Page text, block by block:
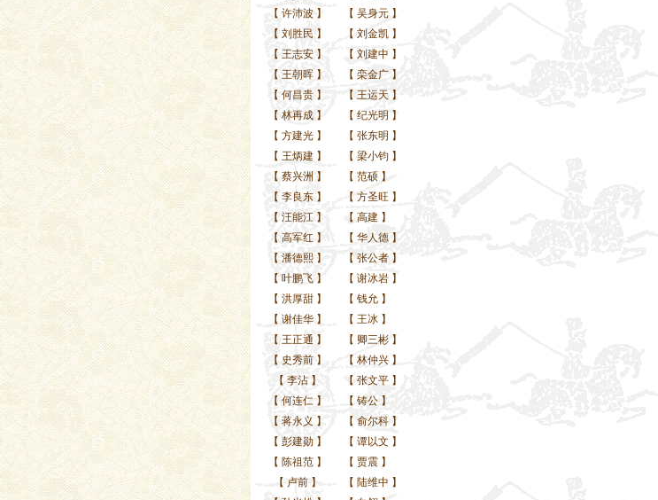
【 许沛波】 【 吴身元 】
【 刘胜民 】 【 刘金凯 】
【 王志安】 【 刘建中 】
【 王朝晖】 【 栾金广 】
【 何昌贵】 【 王运天 】
【 林再成】 【 纪光明 】
【 方建光】 【 张东明 】
【 王炳建】 【 梁小钧 】
【 蔡兴洲 】 【 范硕 】
【 李良东】 【 方圣旺 】
【 汪能江】 【 高建 】
【 高军红 】 【 华人德 】
【 潘德熙】 【 张公者 】
【 叶鹏飞】 【 谢冰岩 】
【 洪厚甜】 【 钱允 】
【 谢佳华】 【 王冰 】
【 王正通 】 【 卿三彬 】
【 史秀前】 【 林仲兴 】
【 李沾】 【 张文平 】
【 何连仁】 【 铸公 】
【 蒋永义 】 【 俞尔科 】
【 彭建勋】 【 谭以文 】
【 陈祖范】 【 贾震 】
【 卢前】 【 陆维中 】